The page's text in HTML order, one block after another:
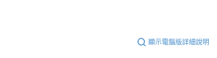
顯示電腦版詳細說明